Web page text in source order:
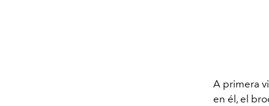
A primera
en él, el